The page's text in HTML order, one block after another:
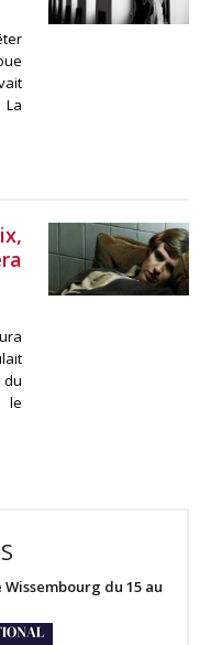
le
du 15 au